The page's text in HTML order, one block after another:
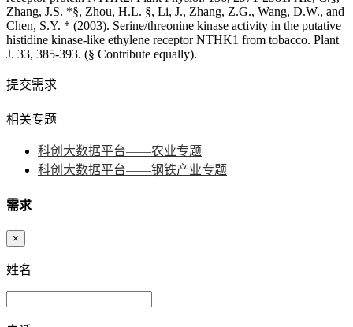
提交需求
相关专题
科创大数据平台——农业专题
科创大数据平台——钢铁产业专题
需求
×
姓名